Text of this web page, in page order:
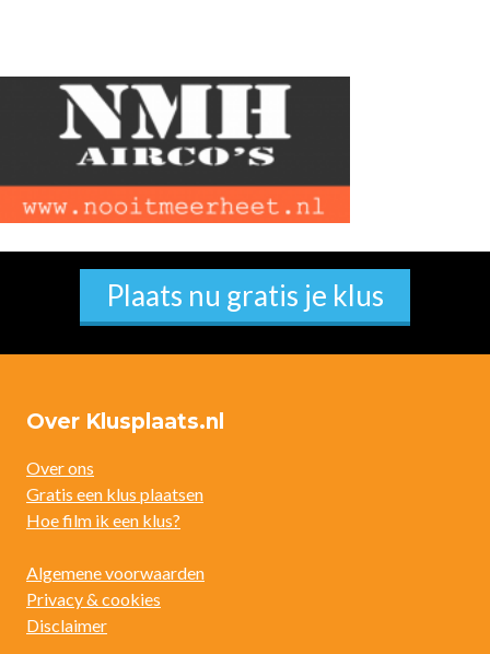
Plaats nu gratis je klus
Over Klusplaats.nl
Over ons
Gratis een klus plaatsen
Hoe film ik een klus?
Algemene voorwaarden
Privacy & cookies
Disclaimer